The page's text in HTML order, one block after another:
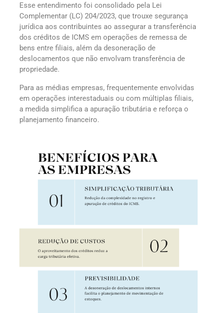
Esse entendimento foi consolidado pela Lei
Complementar (LC) 204/2023, que trouxe segurança
jurídica aos contribuintes ao assegurar a transferência
dos créditos de ICMS em operações de remessa de
bens entre filiais, além da desoneração de
deslocamentos que não envolvam transferência de
propriedade.
Para as médias empresas, frequentemente envolvidas
em operações interestaduais ou com múltiplas filiais,
a medida simplifica a apuração tributária e reforça o
planejamento financeiro.